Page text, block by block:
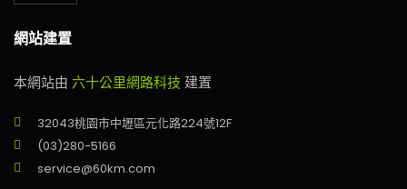
網站建置
本網站由 六十公里網路科技 建置
32043桃園市中壢區元化路224號12F
(03)280-5166
service@60km.com